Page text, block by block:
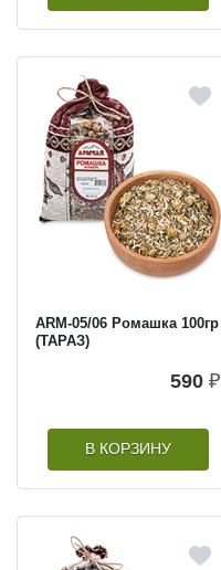
ARM-05/06 Ромашка 100гр
(ТАРАЗ)
590 ₽
В КОРЗИНУ